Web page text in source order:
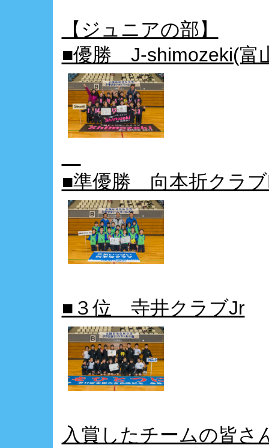
【ジュニアの部】
■優勝 J-shimozeki(富
■準優勝 向本折クラブ
■３位 寺井クラブJr
入賞したチームの皆さ